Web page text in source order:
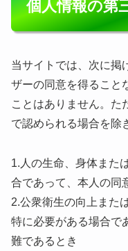
個人情報の第
当サイトでは、次に掲
ザーの同意を得ること
ことはありません。た
で認められる場合を除
1.人の生命、身体また
合であって、本人の同
2.公衆衛生の向上また
特に必要がある場合で
難であるとき